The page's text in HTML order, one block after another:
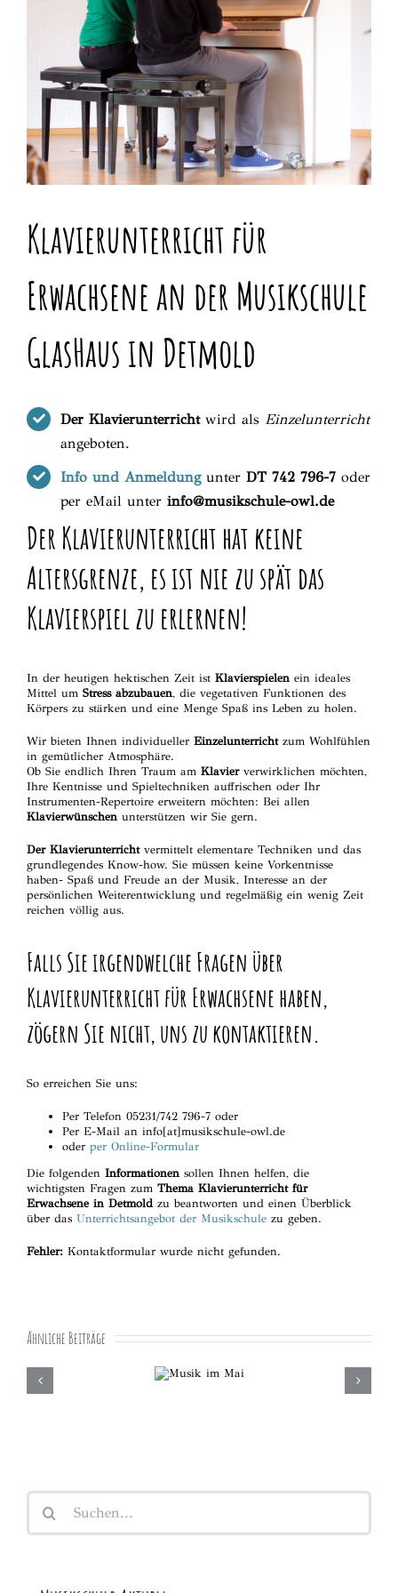
Klavierunterricht für
Erwachsene an der Musikschule
GlasHaus in Detmold
Der Klavierunterrichtwird als Einzelunterricht
angeboten.
Info und Anmeldungunter DT 742 796-7 oder
per eMail unterinfo@musikschule-owl.de
Der Klavierunterricht hat keine
Altersgrenze, es ist nie zu spät das
Klavierspiel zu erlernen!
In der heutigen hektischen Zeit ist Klavierspielen ein ideales
Mittel um Stress abzubauen, die vegetativen Funktionen des
Körpers zu stärken und eine Menge Spaß ins Leben zu holen.
Wir bieten Ihnen individueller Einzelunterrichtzum Wohlfühlen
in gemütlicher Atmosphäre.
Ob Sie endlich Ihren Traum am Klavierverwirklichen möchten,
Ihre Kentnisse und Spieltechniken auffrischen oder Ihr
Instrumenten-Repertoire erweitern möchten: Bei allen
Klavierwünschen unterstützen wir Sie gern.
Der Klavierunterrichtvermittelt elementare Techniken und das
grundlegendes Know-how. Sie müssen keine Vorkentnisse
haben- Spaß und Freude an der Musik, Interesse an der
persönlichen Weiterentwicklung und regelmäßig ein wenig Zeit
reichen völlig aus.
Falls Sie irgendwelche Fragen über
Klavierunterricht für Erwachsenehaben,
zögern Sie nicht, uns zu kontaktieren.
So erreichen Sie uns:
Per Telefon 05231/742 796-7 oder
Per E-Mail an info[at]musikschule-owl.de
oder per Online-Formular
Die folgenden Informationen sollen Ihnen helfen, die
wichtigsten Fragen zum Thema Klavierunterricht für
Erwachsene in Detmoldzu beantworten und einen Überblick
über das Unterrichtsangebot der Musikschule zu geben.
Fehler: Kontaktformular wurde nicht gefunden.
Ähnliche Beiträge
Suche
nach: